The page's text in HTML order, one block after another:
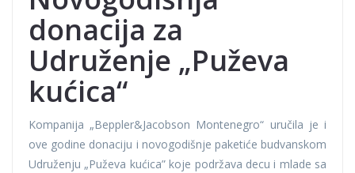
donacija za
Udruženje „Puževa
kućica“
Kompanija „Beppler&Jacobson Montenegro“ uručila je i
ove godine donaciju i novogodišnje paketiće budvanskom
Udruženju „Puževa kućica” koje podržava decu i mlade sa